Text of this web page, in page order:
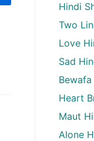
Hindi
Two
Love
Sad
Heart
Maut
Alone